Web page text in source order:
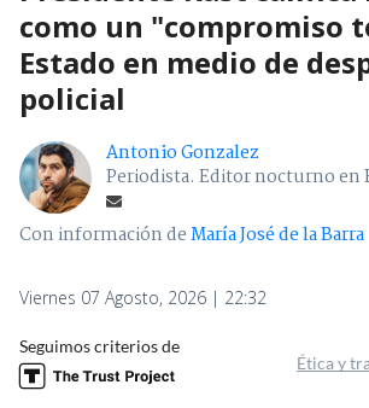
como un "compromiso
Estado en medio de
policial
Antonio Gonzalez
Periodista. Editor nocturno en
Con información deMaría José de la Barra
Viernes 07 Agosto, 2026 | 22:32
Seguimos criterios de
Ética y